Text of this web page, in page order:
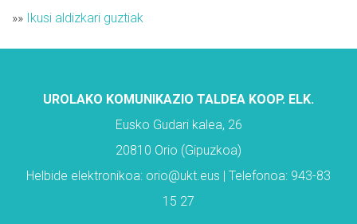
»» Ikusi aldizkari guztiak
UROLAKO KOMUNIKAZIO TALDEA KOOP. ELK.
Eusko Gudari kalea, 26
20810 Orio (Gipuzkoa)
Helbide elektronikoa: orio@ukt.eus | Telefonoa: 943-83
15 27